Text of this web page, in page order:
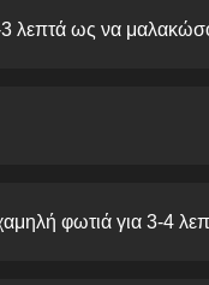
3 λεπτά ως να
φωτιά για 3-4